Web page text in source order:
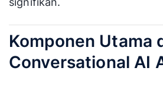
Komponen Utama
Conversational AI